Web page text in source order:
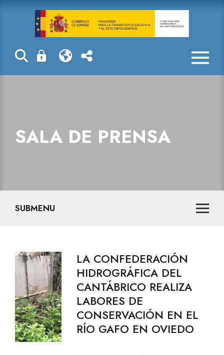
Sala de prensa
SALA DE PRENSA
SUBMENU
LA CONFEDERACIÓN
HIDROGRÁFICA DEL
CANTÁBRICO REALIZA
LABORES DE
CONSERVACIÓN EN EL
RÍO GAFO EN OVIEDO